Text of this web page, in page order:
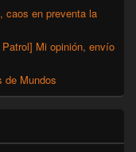
caos en preventa la
Mi opinión, envío
de Mundos